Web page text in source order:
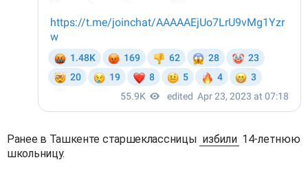
Ранее в Ташкенте старшеклассницы избили 14-летнюю
школьницу.